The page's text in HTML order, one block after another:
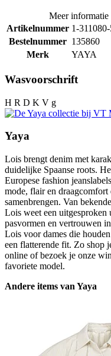
Meer informatie
Artikelnummer 1-
Bestelnummer 135860
Merk
YAYA
Wasvoorschrift
H R D K V g
Yaya
Lois brengt denim met
duidelijke Spaanse roots.
Europese fashion
mode, flair en draagcomfort
samenbrengen. Van
Lois weet een uitgesproken
pasvormen en vertrouwen
Lois voor dames die
een flatterende fit. Zo shop
online of bezoek je onze
favoriete model.
Andere items van Yaya